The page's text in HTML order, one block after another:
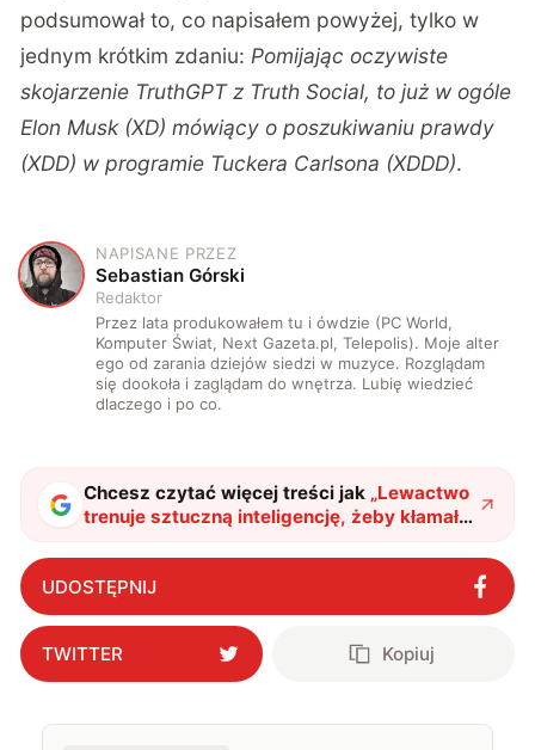
podsumował to, co napisałem powyżej, tylko w
jednym krótkim zdaniu: Pomijając oczywiste
skojarzenie TruthGPT z Truth Social, to już w ogóle
Elon Musk (XD) mówiący o poszukiwaniu prawdy
(XDD) w programie Tuckera Carlsona (XDDD).
S
NAPISANE PRZEZ
Sebastian Górski
Redaktor
Przez lata produkowałem tu i ówdzie (PC World,
Komputer Świat, Next Gazeta.pl, Telepolis). Moje alter
ego od zarania dziejów siedzi w muzyce. Rozglądam
się dookoła i zaglądam do wnętrza. Lubię wiedzieć
dlaczego i po co.
Chcesz czytać więcej treści jak „Lewactwo
trenuje sztuczną inteligencję, żeby kłamała,
więc Elon Musk zrobi własny TruthGPT"?
UDOSTĘPNIJ
TWITTER Kopiuj